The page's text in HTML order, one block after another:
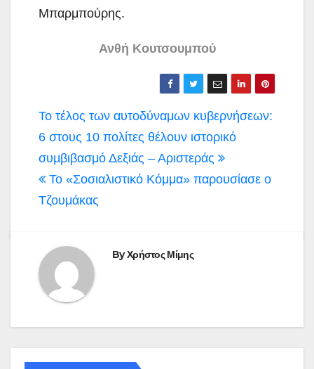
Μπαρμπούρης.
Ανθή Κουτσουμπού
Πλοήγηση
άρθρων
Το τέλος των αυτοδύναμων κυβερνήσεων:
6 στους 10 πολίτες θέλουν ιστορικό
συμβιβασμό Δεξιάς – Αριστεράς
Το «Σοσιαλιστικό Κόμμα» παρουσίασε ο
Τζουμάκας
ByΧρήστος Μίμης